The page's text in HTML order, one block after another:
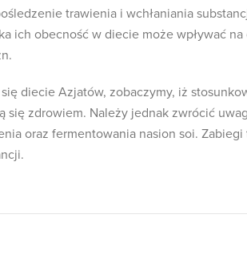
trawienia i wchłaniania
ich obecność w diecie może wpływać
diecie Azjatów, zobaczymy, iż
się zdrowiem. Należy jednak zwrócić
oraz fermentowania nasion soi.